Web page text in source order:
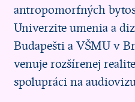
antropomorfných
Univerzite umenia a
Budapešti a VŠMU v
venuje rozšírenej
spolupráci na